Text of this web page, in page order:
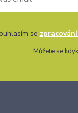
se
Můžete se